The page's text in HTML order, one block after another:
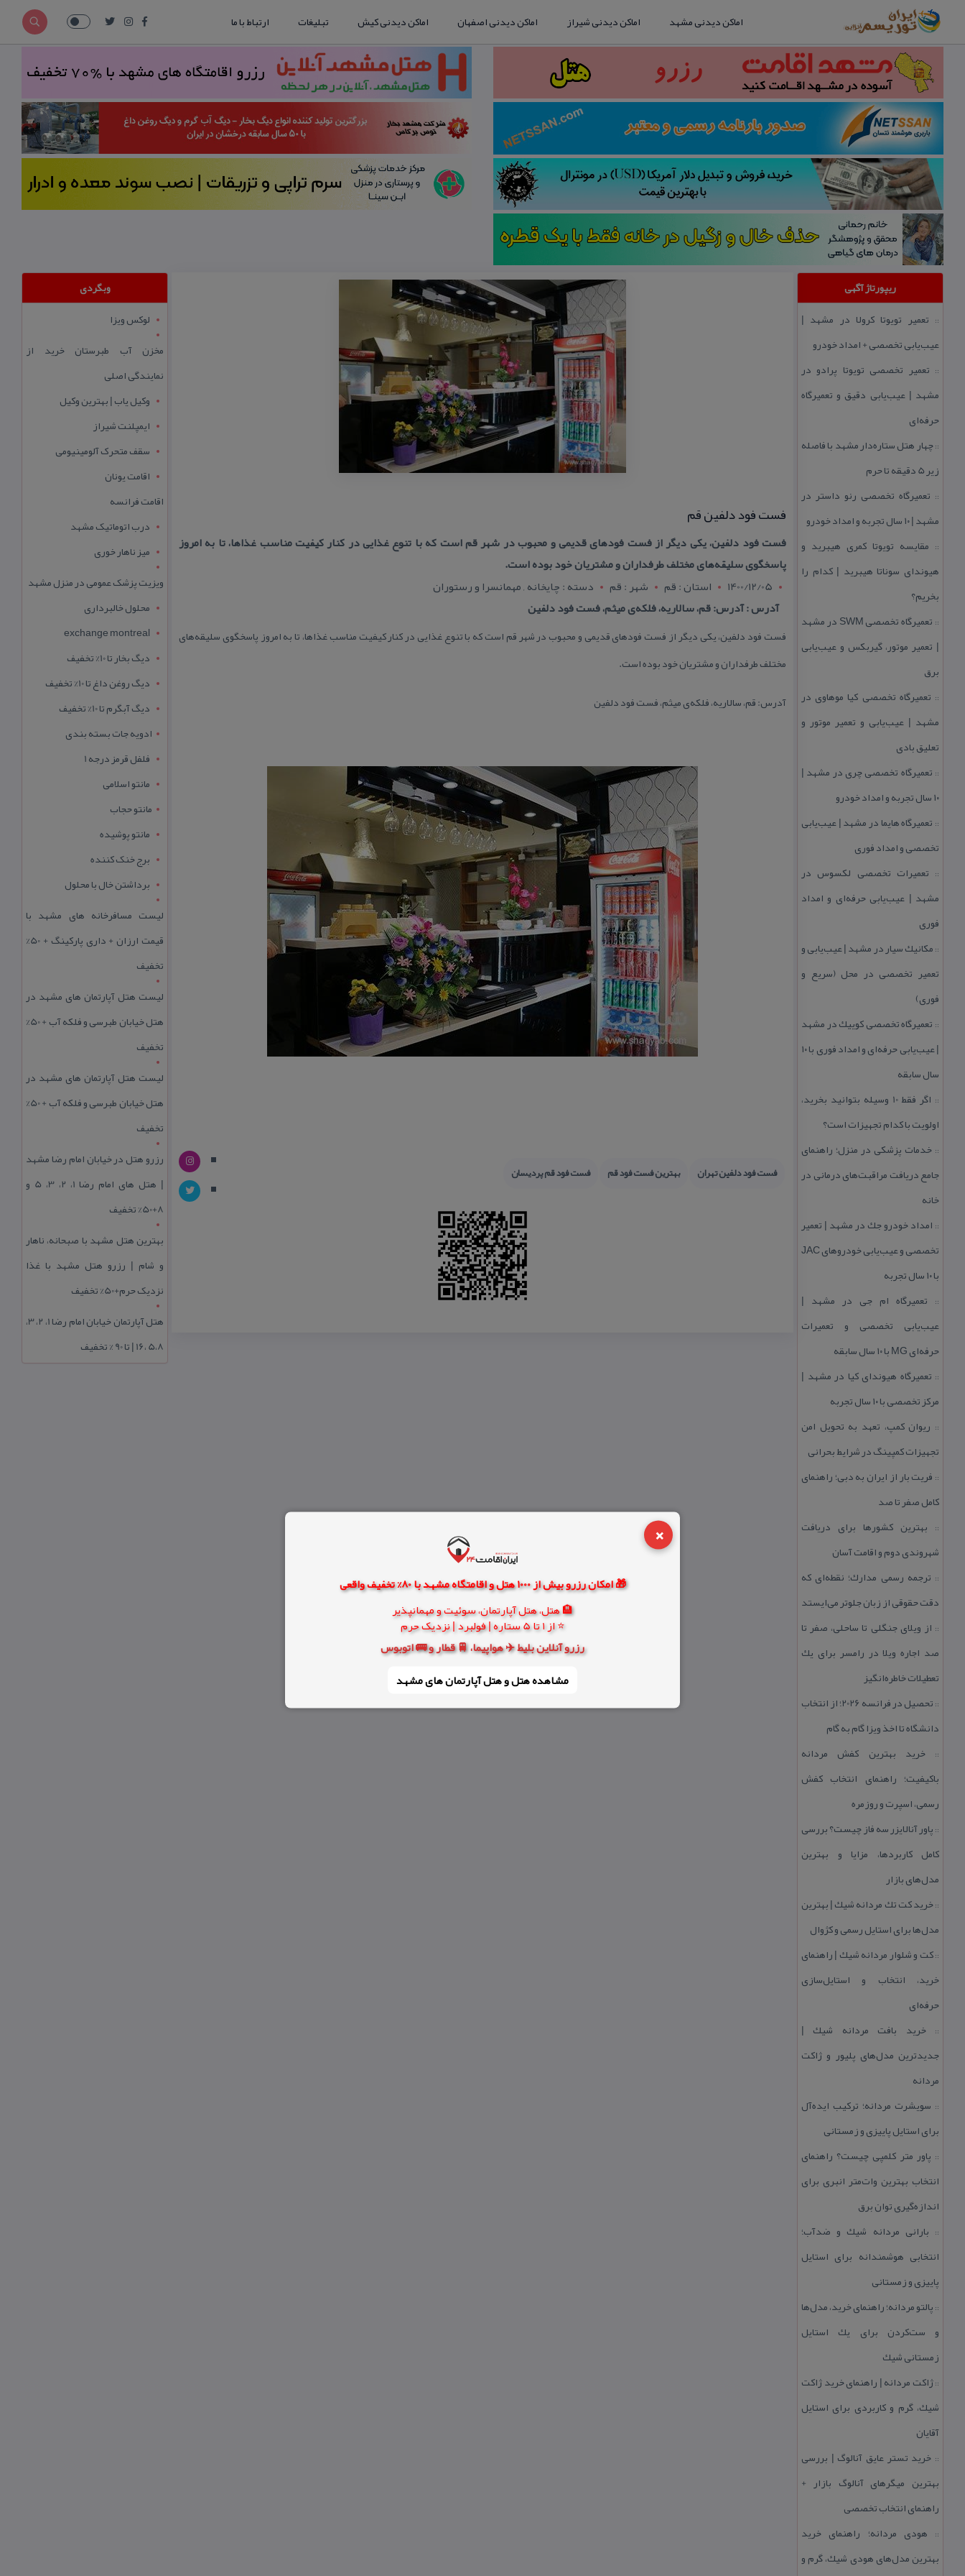
×
🎁 امکان رزرو بیش از 1000 هتل و اقامتگاه مشهد با 80% تخفیف واقعی
🏨 هتل، هتل آپارتمان، سوئیت و مهمانپذیر
⭐ از 1 تا 5 ستاره | فولبرد | نزدیک حرم
رزرو آنلاین بلیط ✈️ هواپیما، 🚆 قطار و 🚌 اتوبوس
مشاهده هتل و هتل‌ آپارتمان های مشهد
اماکن دیدنی مشهد اماکن دیدنی شیراز اماکن دیدنی اصفهان اماکن دیدنی کیش تبلیغات ارتباط با ما
ریپورتاژ آگهی
:: تعمیر تویوتا كرولا در مشهد |
عیب‌یابی تخصصی + امداد خودرو
:: تعمیر تخصصی تویوتا پرادو در
مشهد | عیب‌یابی دقیق و تعمیرگاه
حرفه‌ای
::چهار هتل‌ ستاره‌دار مشهد با فاصله
زیر 5 دقیقه تا حرم
:: تعمیرگاه تخصصی رنو داستر در
مشهد | ۱۰ سال تجربه و امداد خودرو
:: مقایسه تویوتا كمری هیبرید و
هیوندای سوناتا هیبرید | كدام را
بخریم؟
::
تعمیرگاه تخصصی SWM در مشهد
| تعمیر موتور، گیربكس و عیب‌یابی
برق
:: تعمیرگاه تخصصی كیا موهاوی در
مشهد | عیب‌یابی و تعمیر موتور و
تعلیق بادی
:: تعمیرگاه تخصصی چری در مشهد |
۱۰ سال تجربه و امداد خودرو
:: تعمیرگاه هایما در مشهد | عیب‌یابی
تخصصی و امداد فوری
:: تعمیرات تخصصی لكسوس در
مشهد | عیب‌یابی حرفه‌ای و امداد
فوری
:: مكانیك سیار در مشهد | عیب‌یابی و
تعمیر تخصصی در محل (سریع و
فوری)
:: تعمیرگاه تخصصی كوییك در مشهد
| عیب‌یابی حرفه‌ای و امداد فوری با ۱۰
سال سابقه
::
اگر فقط 10 وسیله بتوانید بخرید،
اولویت با كدام تجهیزات است؟
:: خدمات پزشكی در منزل؛ راهنمای
جامع دریافت مراقبت‌های درمانی در
خانه
:: امداد خودرو جك در مشهد | تعمیر
تخصصی و عیب‌یابی خودروهای JAC
با ۱۰ سال تجربه
:: تعمیرگاه ام جی در مشهد |
عیب‌یابی تخصصی و تعمیرات
حرفه‌ای MG با ۱۰ سال سابقه
:: تعمیرگاه هیوندای كیا در مشهد |
مركز تخصصی با ۱۰ سال تجربه
:: ریوان كمپ، تعهد به تحویل امن
تجهیزات كمپینگ در شرایط بحرانی
:: فریت بار از ایران به دبی؛ راهنمای
كامل صفر تا صد
:: بهترین كشورها برای دریافت
شهروندی دوم و اقامت آسان
:: ترجمه رسمی مدارك؛ نقطه‌ای كه
دقت حقوقی از زبان جلوتر می‌ایستد
:: از ویلای جنگلی تا ساحلی، صفر تا
صد اجاره ویلا در رامسر برای یك
تعطیلات خاطره‌انگیز
::
تحصیل در فرانسه 2026؛ از انتخاب
دانشگاه تا اخذ ویزا گام به گام
::خرید بهترین كفش مردانه
باكیفیت؛ راهنمای انتخاب كفش
رسمی، اسپرت و روزمره
:: پاور آنالایزر سه فاز چیست؟ بررسی
كامل كاربردها، مزایا و بهترین
مدل‌های بازار
::خرید كت تك مردانه شیك | بهترین
مدل‌ها برای استایل رسمی و كژوال
::كت و شلوار مردانه شیك | راهنمای
خرید، انتخاب و استایل‌سازی
حرفه‌ای
::خرید بافت مردانه شیك |
جدیدترین مدل‌های پلیور و ژاكت
مردانه
:: سویشرت مردانه؛ تركیب ایده‌آل
برای استایل پاییزی و زمستانی
:: پاور متر كلمپی چیست؟ راهنمای
انتخاب بهترین وات‌متر انبری برای
اندازه‌گیری توان برق
:: بارانی مردانه شیك و ضدآب؛
انتخابی هوشمندانه برای استایل
پاییزی و زمستانی
:: پالتو مردانه؛ راهنمای خرید، مدل‌ها
و ست‌كردن برای یك استایل
زمستانی شیك
::ژاكت مردانه | راهنمای خرید ژاكت
شیك، گرم و كاربردی برای استایل
آقایان
:: خرید تستر عایق آنالوگ | بررسی
بهترین میگرهای آنالوگ بازار +
راهنمای انتخاب تخصصی
:: هودی مردانه؛ راهنمای خرید
بهترین مدل‌های هودی شیك، گرم و
فست فود دلفین قم
فست فود دلفین، یكی دیگر از فست فودهای قدیمی و محبوب در شهر قم است كه با تنوع غذایی در كنار كیفیت مناسب غذاها، تا به امروز
پاسخگوی سلیقه‌های مختلف طرفداران و مشتریان خود بوده است.
1400/12/05
استان : قم شهر : قم
دسته : چایخانه , مهمانسرا و رستوران
آدرس : آدرس: قم، سالاریه، فلكه‌ی میثم، فست فود دلفین
فست فود دلفین، یكی دیگر از فست فودهای قدیمی و محبوب در شهر قم است كه با تنوع غذایی در كنار كیفیت مناسب غذاها، تا به امروز پاسخگوی سلیقه‌های
مختلف طرفداران و مشتریان خود بوده است.
آدرس: قم، سالاریه، فلكه‌ی میثم، فست فود دلفین
فست فود دلفین تهران بهترین فست فود قم فست فود قم پردیسان
وبگردی
لوکس ویزا
مخزن آب طبرستان خرید از
نمایندگی اصلی
وکیل یاب | بهترین وکیل
ایمپلنت شیراز
سقف متحرک آلومینیومی
اقامت یونان
اقامت فرانسه
درب اتوماتیک مشهد
میز ناهار خوری
ویزیت پزشک عمومی در منزل مشهد
محلول خالبرداری
exchange montreal
دیگ بخار تا 10% تخفیف
دیگ روغن داغ تا 10% تخفیف
دیگ آبگرم تا 10% تخفیف
ادویه جات بسته بندی
فلفل قرمز درجه 1
مانتو اسلامی
مانتو حجاب
مانتو پوشیده
برج خنک کننده
برداشتن خال با محلول
لیست مسافرخانه های مشهد با
قیمت ارزان + داری پارکینگ + 50%
تخفیف
لیست هتل آپارتمان های مشهد در
هتل خیابان طبرسی و فلکه آب + 50%
تخفیف
لیست هتل آپارتمان های مشهد در
هتل خیابان طبرسی و فلکه آب + 50%
تخفیف
رزرو هتل در خیابان امام رضا مشهد
| هتل‌ های امام رضا 1، 2، 3، 5 و
8+50% تخفیف
بهترین هتل مشهد با صبحانه، ناهار
و شام | رزرو هتل مشهد با غذا
نزدیک حرم+50% تخفیف
هتل آپارتمان خیابان امام رضا 1، 2، 3،
5،8 ،16 | تا 90 % تخفیف